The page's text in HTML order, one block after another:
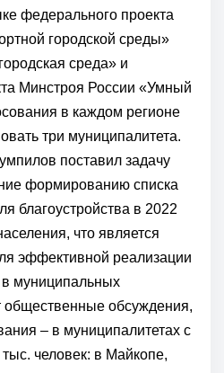
федерального проекта
городской среды»
среда» и
Минстроя России «Умный
в каждом регионе
три муниципалитета.
поставил задачу
формированию списка
благоустройства в 2022
что является
эффективной реализации
в муниципальных
общественные обсуждения,
– в муниципалитетах с
человек: в Майкопе,